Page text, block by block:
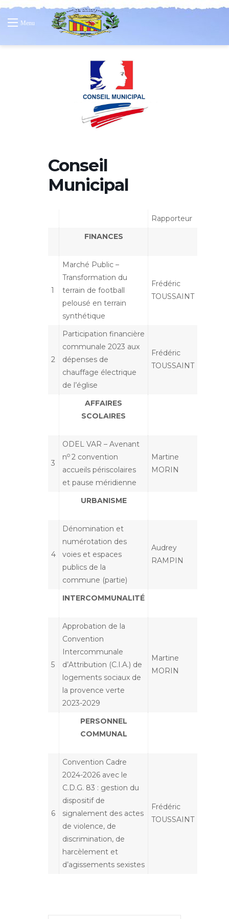
Menu
Conseil
Municipal
Rapporteur
FINANCES
1
Marché Public –
Transformation du
terrain de football
pelousé en terrain
synthétique
Frédéric
TOUSSAINT
2
Participation financière
communale 2023 aux
dépenses de
chauffage électrique
de l’église
Frédéric
TOUSSAINT
AFFAIRES
SCOLAIRES
3
ODEL VAR – Avenant
no 2 convention
accueils périscolaires
et pause méridienne
Martine
MORIN
URBANISME
4
Dénomination et
numérotation des
voies et espaces
publics de la
commune (partie)
Audrey
RAMPIN
INTERCOMMUNALITÉ
5
Approbation de la
Convention
Intercommunale
d’Attribution (C.I.A.) de
logements sociaux de
la provence verte
2023-2029
Martine
MORIN
PERSONNEL
COMMUNAL
6
Convention Cadre
2024-2026 avec le
C.D.G. 83 : gestion du
dispositif de
signalement des actes
de violence, de
discrimination, de
harcèlement et
d’agissements sexistes
Frédéric
TOUSSAINT